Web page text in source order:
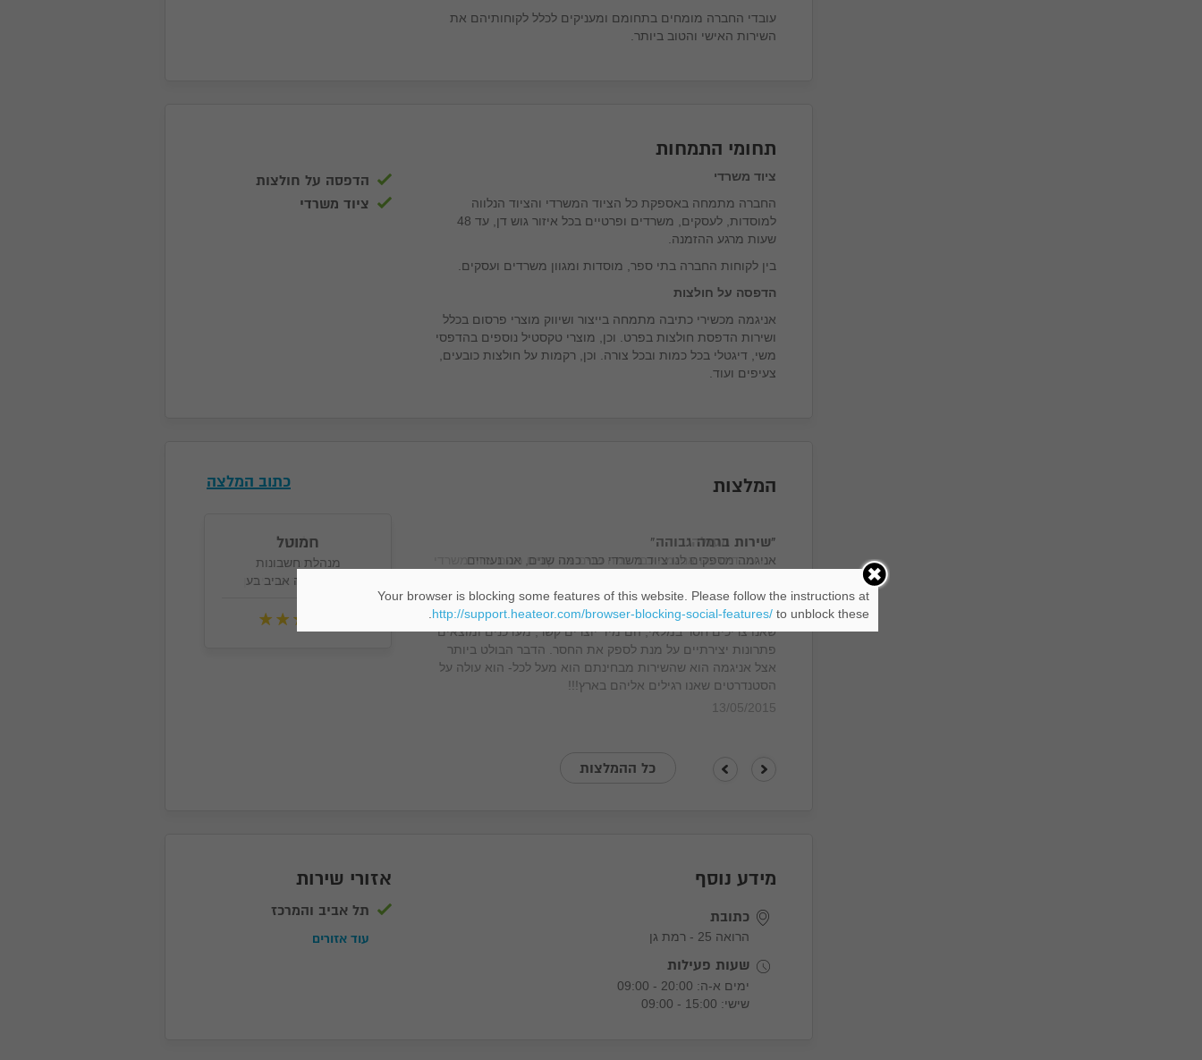
עובדי החברה מומחים בתחומם ומעניקים לכלל לקוחותיהם את
השירות האישי והטוב ביותר.
תחומי התמחות
ציוד משרדי
החברה מתמחה באספקת כל הציוד המשרדי והציוד הנלווה
למוסדות, לעסקים, משרדים ופרטיים בכל איזור גוש דן, עד 48
שעות מרגע ההזמנה.
בין לקוחות החברה בתי ספר, מוסדות ומגוון משרדים ועסקים.
הדפסה על חולצות
אניגמה מכשירי כתיבה מתמחה בייצור ושיווק מוצרי פרסום בכלל
ושירות הדפסת חולצות בפרט. וכן, מוצרי טקסטיל נוספים בהדפסי
משי, דיגטלי בכל כמות ובכל צורה. וכן, רקמות על חולצות כובעים,
צעיפים ועוד.
הדפסה על חולצות
ציוד משרדי
המלצות כתוב המלצה
"שירות ברמה גבוהה"
אניגמה מספקים לנו ציוד משרדי כבר כמה שנים, אנו נעזרים
ספקים אחרים בעבר ולכן אני יודעת שבהחלט מגיע להם ציון לשבח.
השירות שלהם מעולה, המחירים סבירים והוגנים. גם אם המוצר
שאנו צריכים חסר במלאי, הם מיד יוצרים קשר, מעדכנים ומוצאים
פתרונות יצירתיים על מנת לספק את החסר. הדבר הבולט ביותר
אצל אניגמה הוא שהשירות מבחינתם הוא מעל לכל- הוא עולה על
הסטנדרטים שאנו רגילים אליהם בארץ!!!
13/05/2015
חמוטל
מנהלת חשבונות
מגדל משה אביב בע
כל ההמלצות
מידע נוסף
כתובת
הרואה 25 - רמת גן
שעות פעילות
ימים א-ה: 20:00 - 09:00
שישי: 15:00 - 09:00
אזורי שירות
תל אביב והמרכז
עוד אזורים
Your browser is blocking some features of this website. Please follow the instructions at
http://support.heateor.com/browser-blocking-social-features/to unblock these.